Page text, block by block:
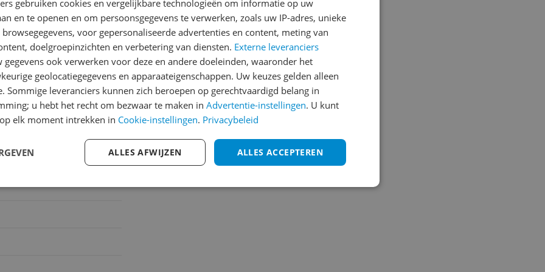
en Handelsonderne
gebruiken cookies en vergelijkbare technologieën om informatie op uw
en te openen en om persoonsgegevens te verwerken, zoals uw IP-adres, unieke
voor gepersonaliseerde advertenties en content, meting van
doelgroepinzichten en verbetering van diensten. Externe leveranciers
gegevens ook verwerken voor deze en andere doeleinden, waaronder het
geolocatiegegevens en apparaateigenschappen. Uw keuzes gelden alleen
Sommige leveranciers kunnen zich beroepen op gerechtvaardigd belang in
u hebt het recht om bezwaar te maken in Advertentie-instellingen. U kunt
elk moment intrekken in Cookie-instellingen. Privacybeleid
ALLES ACCEPTEREN
ALLES AFWIJZEN